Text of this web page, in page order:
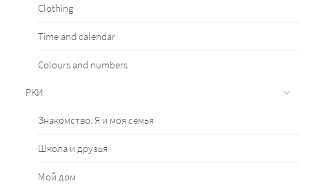
Clothing
Time and calendar
Сolours and numbers
РКИ
Знакомство. Я и моя семья
Школа и друзья
Мой дом